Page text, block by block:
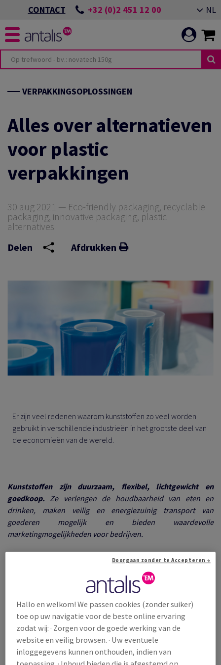
CONTACT +32 (0)2 451 12 00 NL
VAN
GIESSENS
VERPAKKINGSOPLOSSINGEN
Alles over alternatieven
voor plastic
verpakkingen
30 aug 2021 — Eco-friendly packaging, recyclable
packaging, innovative packaging, plastic
alternatives
Delen
Afdrukken
Er zijn veel redenen waarom kunststoffen zo veel worden
gebruikt in verschillende industrieën in het grootste deel van
de economieën van de wereld.
Kunststoffen zijn duurzaam, flexibel, lichtgewicht en
goedkoop. Ze verlengen de houdbaarheid van eten en
drinken, maken veilig en energiezuinig transport van
goederen mogelijk en bieden waardevolle
marketingmogelijkheden voor bedrijven.
verpakkingen goed voor meer dan 40% van de 380 miljoen
ton plastic die wereldwijd wordt geproduceerd.
kunststoffen nuttig zijn voor verpakkingen, wordt hun
keerzijde steeds duidelijker. De oceanen bevatten momenteel
ongeveer 150 miljoen ton plastic, waarvan een groot deel
circuleert in gyres (ringvormige zeestroming aan het
oceaanoppervlak) ter grootte van een land. Met slechts 9% van
alle plastic verpakkingen die elk jaar worden gerecycled, gaat
Hallo en welkom! We passen cookies (zonder suiker)
toe op uw navigatie voor de beste online ervaring
zodat wij: · Zorgen voor de goede werking van de
website en veilig browsen. · Uw eventuele
inloggegevens kunnen onthouden, indien van
Doorgaan zonder te Accepteren →